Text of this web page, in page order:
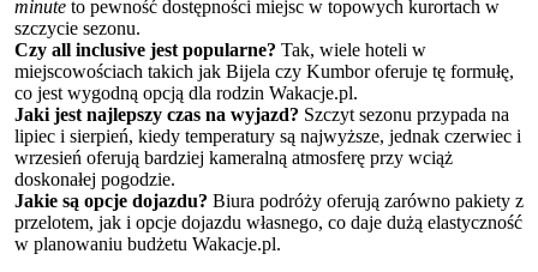
minute to pewność dostępności miejsc w topowych kurortach w
szczycie sezonu.
Czy all inclusive jest popularne? Tak, wiele hoteli w
miejscowościach takich jak Bijela czy Kumbor oferuje tę formułę,
co jest wygodną opcją dla rodzin Wakacje.pl.
Jaki jest najlepszy czas na wyjazd? Szczyt sezonu przypada na
lipiec i sierpień, kiedy temperatury są najwyższe, jednak czerwiec i
wrzesień oferują bardziej kameralną atmosferę przy wciąż
doskonałej pogodzie.
Jakie są opcje dojazdu? Biura podróży oferują zarówno pakiety z
przelotem, jak i opcje dojazdu własnego, co daje dużą elastyczność
w planowaniu budżetu Wakacje.pl.